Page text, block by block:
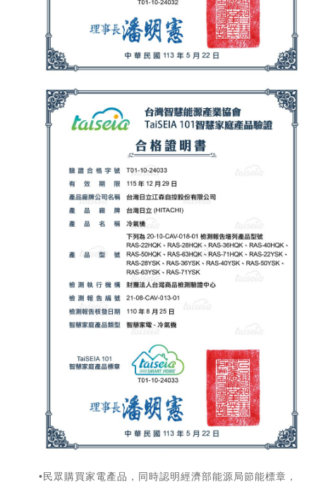
•民眾購買家電產品，同時認明經濟部能源局節能標章，